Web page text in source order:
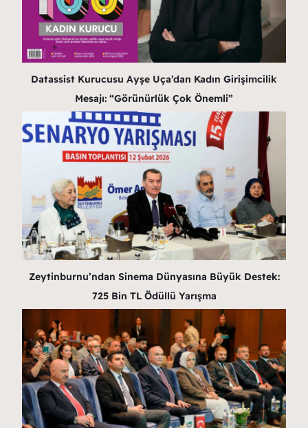
Datassist Kurucusu Ayşe Uça’dan Kadın Girişimcilik
Mesajı: “Görünürlük Çok Önemli”
Zeytinburnu’ndan Sinema Dünyasına Büyük Destek:
725 Bin TL Ödüllü Yarışma